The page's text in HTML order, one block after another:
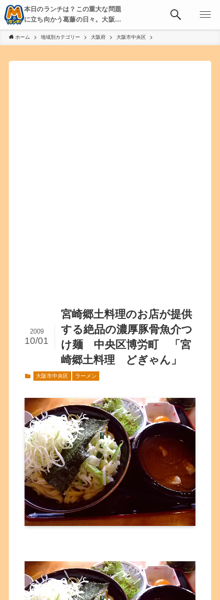
本日のランチは？この重大な問題
に立ち向かう葛藤の日々。大阪・
京都・神戸を中心とした食べ歩
き、飲み歩きを綴る。
ホーム 地域別カテゴリー 大阪府 大阪市中央区
宮崎郷土料理のお店が提供
する絶品の濃厚豚骨魚介つ
け麺 中央区博労町 「宮
崎郷土料理 どぎゃん」
2009
10/01
大阪市中央区 ラーメン